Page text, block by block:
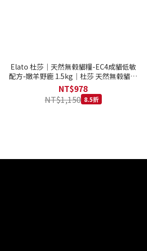
Elato 杜莎｜天然無榖貓糧-EC4成貓低敏
配方-嫩羊野鹿 1.5kg｜杜莎 天然無榖貓糧
系列 貓糧
NT$978
NT$1,150 8.5折